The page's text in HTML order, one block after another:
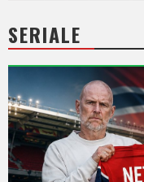
SERIALE